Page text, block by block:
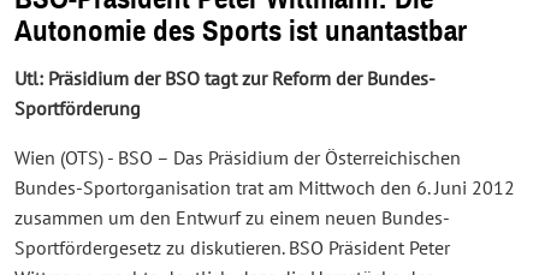
Autonomie des Sports ist unantastbar
Utl: Präsidium der BSO tagt zur Reform der Bundes-
Sportförderung
Wien (OTS) - BSO – Das Präsidium der Österreichischen
Bundes-Sportorganisation trat am Mittwoch den 6. Juni 2012
zusammen um den Entwurf zu einem neuen Bundes-
Sportfördergesetz zu diskutieren. BSO Präsident Peter